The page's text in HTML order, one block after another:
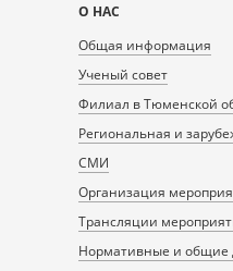
Карта
сайта
О НАС
Общая информация
Ученый совет
Филиал в Тюменской
Региональная и
СМИ
Организация
Трансляции
Нормативные и общие